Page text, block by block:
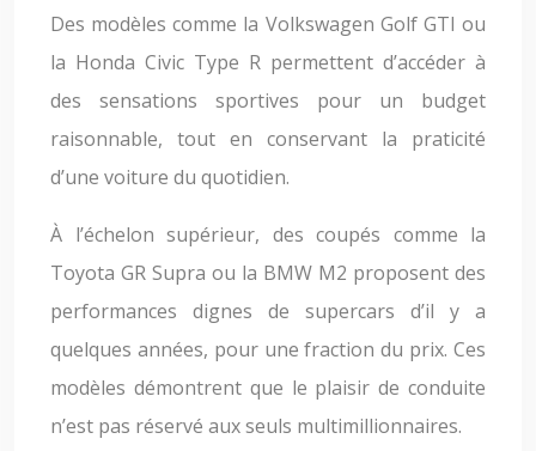
Des modèles comme la Volkswagen Golf GTI ou
la Honda Civic Type R permettent d’accéder à
des sensations sportives pour un budget
raisonnable, tout en conservant la praticité
d’une voiture du quotidien.
À l’échelon supérieur, des coupés comme la
Toyota GR Supra ou la BMW M2 proposent des
performances dignes de supercars d’il y a
quelques années, pour une fraction du prix. Ces
modèles démontrent que le plaisir de conduite
n’est pas réservé aux seuls multimillionnaires.